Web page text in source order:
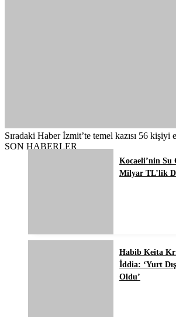
Sıradaki Haber İzmit’te temel kazısı 56 kişiyi
SON HABERLER
Kocaeli’nin Su
Milyar TL’lik
Habib Keita
İddia: ‘Yurt
Oldu’